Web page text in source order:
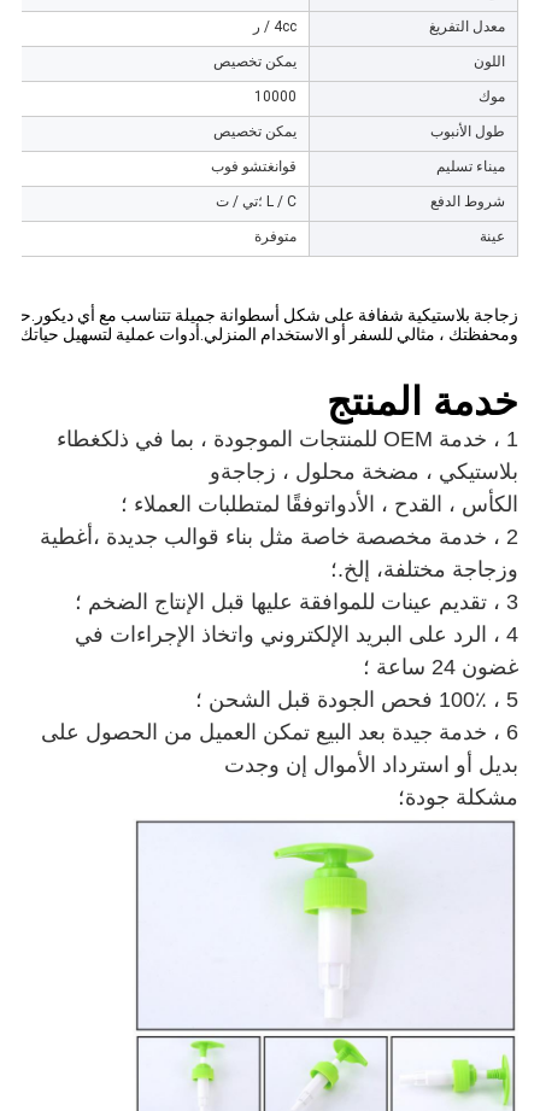
معدل التفريغ 4cc / ر
اللون يمكن تخصيص
موك 10000
طول الأنبوب يمكن تخصيص
ميناء تسليم قوانغتشو فوب
شروط الدفع L / C ؛تي / ت
عينة متوفرة
زجاجة بلاستيكية شفافة على شكل أسطوانة جميلة تتناسب مع أي
ومحفظتك ، مثالي للسفر أو الاستخدام المنزلي.أدوات عملية لتسهيل حياتك.
خدمة المنتج
1 ، خدمة OEM للمنتجات الموجودة ، بما في ذلك
غطاء
بلاستيكي ، مضخة محلول ، زجاجةو
الكأس ، القدح ، الأدواتوفقًا لمتطلبات العملاء ؛
2 ، خدمة مخصصة خاصة مثل بناء قوالب جديدة ،
أغطية
وزجاجة مختلفة، إلخ.؛
3 ، تقديم عينات للموافقة عليها قبل الإنتاج الضخم ؛
4 ، الرد على البريد الإلكتروني واتخاذ الإجراءات في
غضون 24 ساعة ؛
5 ، 100٪ فحص الجودة قبل الشحن ؛
6 ، خدمة جيدة بعد البيع تمكن العميل من الحصول على
بديل أو استرداد الأموال إن وجدت
مشكلة جودة؛